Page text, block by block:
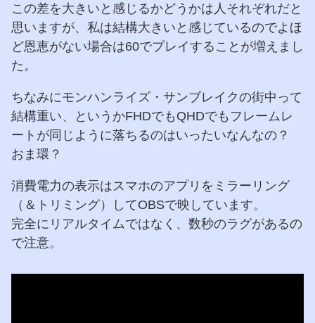
この差を大きいと感じるかどうかは人それぞれだと
思いますが、私は結構大きいと感じているのでよほ
ど恩恵がない場合は60でプレイすることが増えまし
た。
ちなみにモンハンライズ・サンブレイクの街中って
結構重い、というかFHDでもQHDでもフレームレ
ートが同じように落ちるのはいったいなんなの？
おま環？
消費電力の表示はスマホのアプリをミラーリング
（＆トリミング）してOBSで映しています。
完全にリアルタイムではなく、数秒のラグがあるの
で注意。